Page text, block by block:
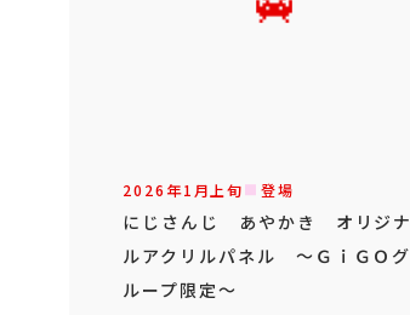
2026年1月上旬登場
にじさんじ あやかき オリジナ
ルアクリルパネル ～ＧｉＧＯグ
ループ限定～